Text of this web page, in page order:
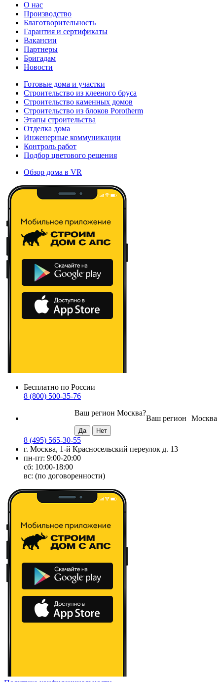
О нас
Производство
Благотворительность
Гарантия и сертификаты
Вакансии
Партнеры
Бригадам
Новости
Готовые дома и участки
Строительство из клееного бруса
Строительство каменных домов
Строительство из блоков Porotherm
Этапы строительства
Отделка дома
Инженерные коммуникации
Контроль работ
Подбор цветового решения
Обзор дома в VR
Бесплатно по России
8 (800) 500-35-76
Москва
Ваш регион
Ваш регион Москва?
8 (495) 565-30-55
г. Москва, 1-й Красносельский переулок д. 13
пн-пт: 9:00-20:00
сб: 10:00-18:00
вс: (по договоренности)